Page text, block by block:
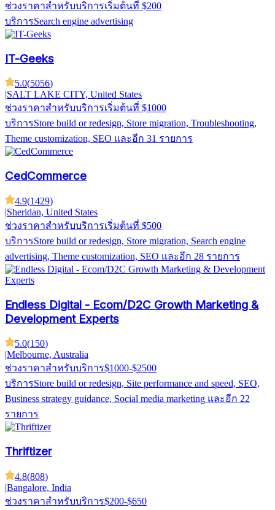
ช่วงราคาสำหรับบริการเริ่มต้นที่ $200
บริการSearch engine advertising
IT-Geeks
5.0(5056)
SALT LAKE CITY, United States
ช่วงราคาสำหรับบริการเริ่มต้นที่ $1000
บริการStore build or redesign, Store migration, Troubleshooting,
Theme customization, SEO และอีก 31 รายการ
CedCommerce
4.9(1429)
|Sheridan, United States
ช่วงราคาสำหรับบริการเริ่มต้นที่ $500
บริการStore build or redesign, Store migration, Search engine
advertising, Theme customization, SEO และอีก 28 รายการ
Endless Digital - Ecom/D2C Growth Marketing &
Development Experts
5.0(150)
|Melbourne, Australia
ช่วงราคาสำหรับบริการ$1000-$2500
บริการStore build or redesign, Site performance and speed, SEO,
Business strategy guidance, Social media marketing และอีก 22
รายการ
Thriftizer
4.8(808)
|Bangalore, India
ช่วงราคาสำหรับบริการ$200-$650